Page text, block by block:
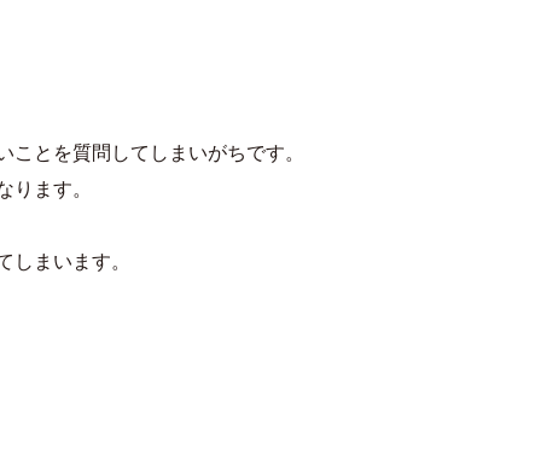
とを質問してしまいがちです。
ります。
まいます。